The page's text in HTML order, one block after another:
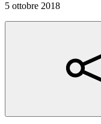
5 ottobre 2018